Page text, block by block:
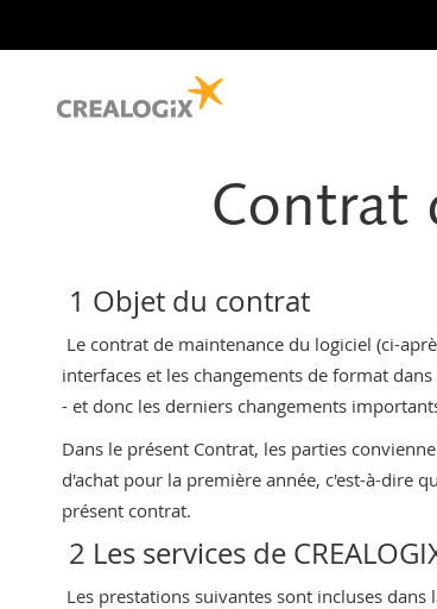
Contrat
1 Objet du contrat
Le contrat de maintenance du logiciel (ci-
interfaces et les changements de format
- et donc les derniers changements
Dans le présent Contrat, les parties
d'achat pour la première année, c'est-à-dire
présent contrat.
2 Les services de
Les prestations suivantes sont incluses